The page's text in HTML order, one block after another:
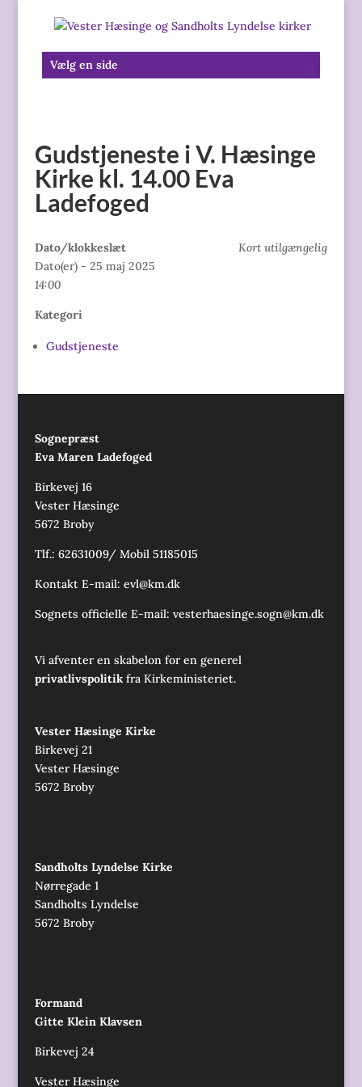
Vælg en side
Gudstjeneste i V. Hæsinge
Kirke kl. 14.00 Eva
Ladefoged
Kort utilgængelig
Dato/klokkeslæt
Dato(er) - 25 maj 2025
14:00
Kategori
Gudstjeneste
Sognepræst
Eva Maren Ladefoged
Birkevej 16
Vester Hæsinge
5672 Broby
Tlf.: 62631009/ Mobil 51185015
Kontakt E-mail: evl@km.dk
Sognets officielle E-mail: vesterhaesinge.sogn@km.dk
Vi afventer en skabelon for en generel
privatlivspolitikfra Kirkeministeriet.
Vester Hæsinge Kirke
Birkevej 21
Vester Hæsinge
5672 Broby
Sandholts Lyndelse Kirke
Nørregade 1
Sandholts Lyndelse
5672 Broby
Formand
Gitte Klein Klavsen
Birkevej 24
Vester Hæsinge